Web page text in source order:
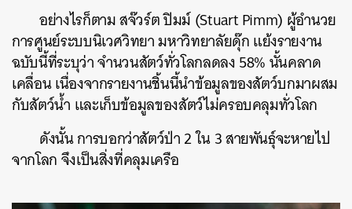
อย่างไรก็ตาม สจ๊วร์ต ปิมม์ (Stuart Pimm) ผู้อำนวย
การศูนย์ระบบนิเวศวิทยา มหาวิทยาลัยดุ๊ก แย้งรายงาน
ฉบับนี้ที่ระบุว่า จำนวนสัตว์ทั่วโลกลดลง 58% นั้นคลาด
เคลื่อน เนื่องจากรายงานชิ้นนี้นำข้อมูลของสัตว์บกมาผสม
กับสัตว์น้ำ และเก็บข้อมูลของสัตว์ไม่ครอบคลุมทั่วโลก
ดังนั้น การบอกว่าสัตว์ป่า 2 ใน 3 สายพันธุ์จะหายไป
จากโลก จึงเป็นสิ่งที่คลุมเครือ